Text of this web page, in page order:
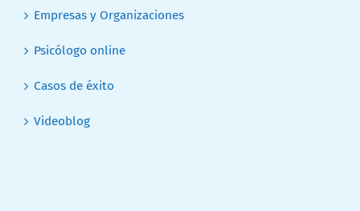
Empresas y Organizaciones
Psicólogo online
Casos de éxito
Videoblog